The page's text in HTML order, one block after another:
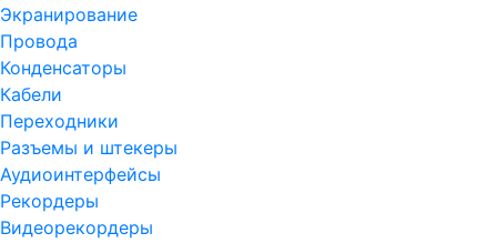
Экранирование
Провода
Конденсаторы
Кабели
Переходники
Разъемы и штекеры
Аудиоинтерфейсы
Рекордеры
Видеорекордеры